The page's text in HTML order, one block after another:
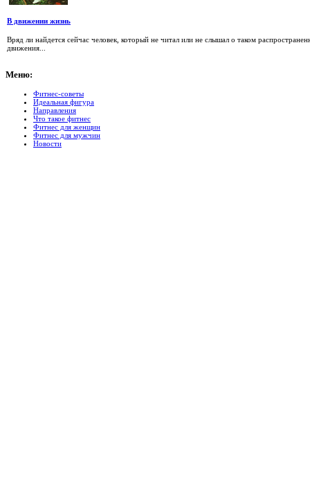
В движении жизнь
Вряд ли найдется сейчас человек, который не читал или не слышал о таком
движения...
Меню:
Фитнес-советы
Идеальная фигура
Направления
Что такое фитнес
Фитнес для женщин
Фитнес для мужчин
Новости